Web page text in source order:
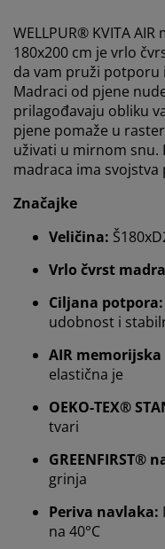
WELLPUR® KVITA
180x200 cm je vrlo
da vam pruži potporu
Madraci od pjene
prilagođavaju obliku
pjene pomaže u
uživati u mirnom snu.
madraca ima
Značajke
Veličina:
Vrlo čvrst
Ciljana potpora:
udobnost i
AIR
elastična je
OEKO-TEX®
tvari
GREENFIRST®
grinja
Periva navlaka:
na 40°C